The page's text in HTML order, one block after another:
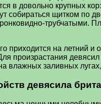
в довольно крупных
собираться щитком
трубчатыми.
приходится на летний
произрастания
влажных заливных
девясила